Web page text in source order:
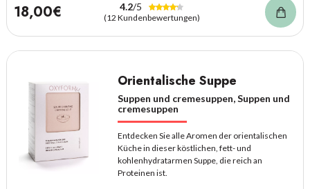
18,00€ 4.2/5
(12 Kundenbewertungen)
Orientalische Suppe
Suppen und cremesuppen, Suppen und
cremesuppen
Entdecken Sie alle Aromen der orientalischen
Küche in dieser köstlichen, fett- und
kohlenhydratarmen Suppe, die reich an
Proteinen ist.